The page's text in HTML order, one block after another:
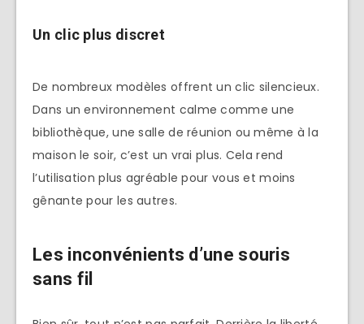
Un clic plus discret
De nombreux modèles offrent un clic silencieux.
Dans un environnement calme comme une
bibliothèque, une salle de réunion ou même à la
maison le soir, c’est un vrai plus. Cela rend
l’utilisation plus agréable pour vous et moins
gênante pour les autres.
Les inconvénients d’une souris
sans fil